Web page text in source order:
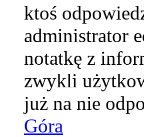
ktoś
administrator
notatkę z
zwykli
już na nie
Góra